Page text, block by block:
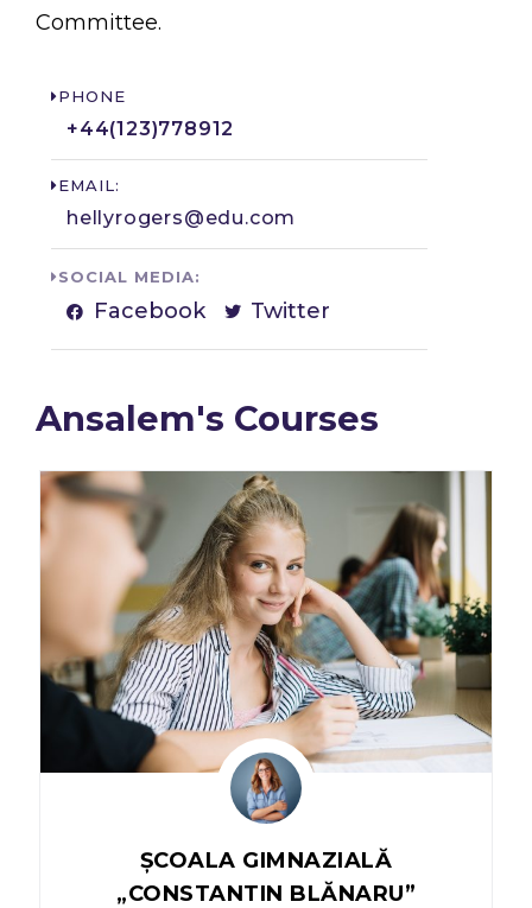
Committee.
PHONE
+44(123)778912​
EMAIL:
hellyrogers@edu.com​
SOCIAL MEDIA:
Facebook Twitter
Ansalem's Courses
ȘCOALA GIMNAZIALĂ
„CONSTANTIN BLĂNARU”